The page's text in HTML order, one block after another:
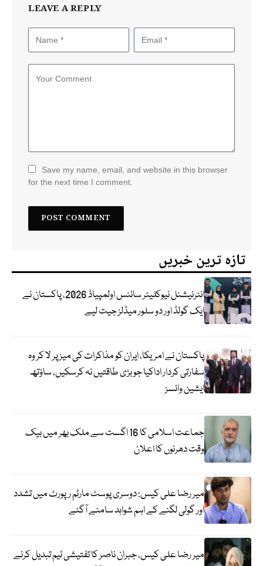
LEAVE A REPLY
Save my name, email, and website in this browser
for the next time I comment.
تازہ ترین خبریں
انٹرنیشنل نیوکلیئر سائنس اولمپیاڈ 2026، پاکستان نے
ایک گولڈ اور دو سلور میڈلز جیت لیے
پاکستان نے امریکا، ایران کو مذاکرات کی میز پر لا کر وہ
سفارتی کردار اداکیا جو بڑی طاقتیں نہ کرسکیں، ساؤتھ
ایشین وائسز
جماعت اسلامی کا 16 اگست سے ملک بھر میں بیک
وقت دھرنوں کا اعلان
میر رضا علی کیس: دوسری پوسٹ مارٹم رپورٹ میں تشدد
اور گولی لگنے کے اہم شواہد سامنے آگئے
میر رضا علی کیس، جبران ناصر کا تفتیشی ٹیم تبدیل کرنے